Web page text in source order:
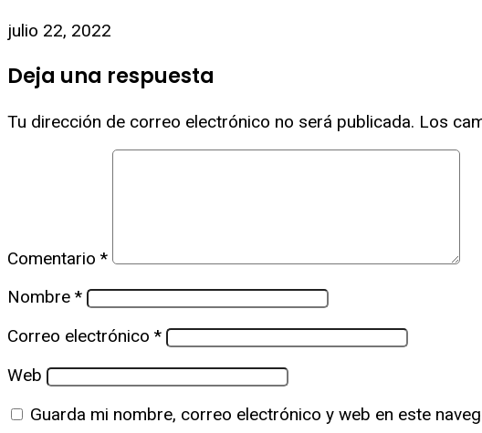
julio 22, 2022
Deja una respuesta
Tu dirección de correo electrónico no será publicada. Los
Comentario *
Nombre *
Correo electrónico *
Web
Guarda mi nombre, correo electrónico y web en este